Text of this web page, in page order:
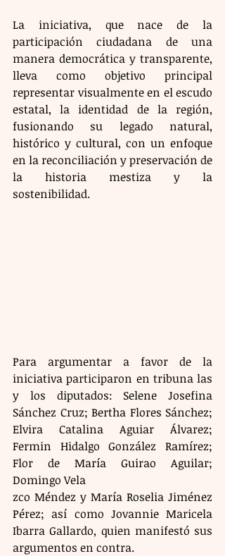
La iniciativa, que nace de la
participación ciudadana de una
manera democrática y transparente,
lleva como objetivo principal
representar visualmente en el escudo
estatal, la identidad de la región,
fusionando su legado natural,
histórico y cultural, con un enfoque
en la reconciliación y preservación de
la historia mestiza y la
sostenibilidad.
Para argumentar a favor de la
iniciativa participaron en tribuna las
y los diputados: Selene Josefina
Sánchez Cruz; Bertha Flores Sánchez;
Elvira Catalina Aguiar Álvarez;
Fermin Hidalgo González Ramírez;
Flor de María Guirao Aguilar;
Domingo Vela
zco Méndez y María Roselia Jiménez
Pérez; así como Jovannie Maricela
Ibarra Gallardo, quien manifestó sus
argumentos en contra.